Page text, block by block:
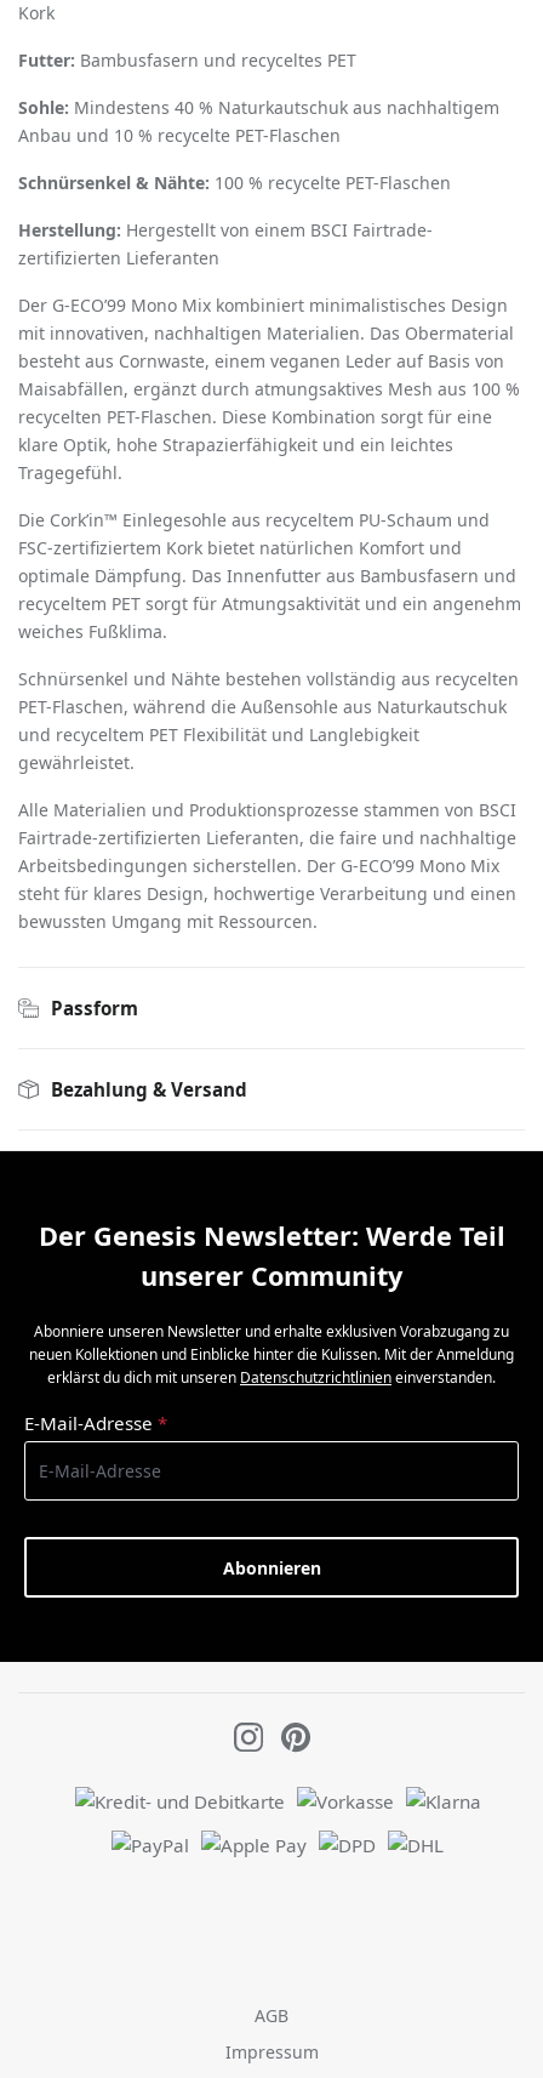
Kork
Futter: Bambusfasern und recyceltes PET
Sohle: Mindestens 40 % Naturkautschuk aus nachhaltigem
Anbau und 10 % recycelte PET-Flaschen
Schnürsenkel & Nähte: 100 % recycelte PET-Flaschen
Herstellung: Hergestellt von einem BSCI Fairtrade-
zertifizierten Lieferanten
Der G-ECO’99 Mono Mix kombiniert minimalistisches Design
mit innovativen, nachhaltigen Materialien. Das Obermaterial
besteht aus Cornwaste, einem veganen Leder auf Basis von
Maisabfällen, ergänzt durch atmungsaktives Mesh aus 100 %
recycelten PET-Flaschen. Diese Kombination sorgt für eine
klare Optik, hohe Strapazierfähigkeit und ein leichtes
Tragegefühl.
Die Cork’in™ Einlegesohle aus recyceltem PU-Schaum und
FSC-zertifiziertem Kork bietet natürlichen Komfort und
optimale Dämpfung. Das Innenfutter aus Bambusfasern und
recyceltem PET sorgt für Atmungsaktivität und ein angenehm
weiches Fußklima.
Schnürsenkel und Nähte bestehen vollständig aus recycelten
PET-Flaschen, während die Außensohle aus Naturkautschuk
und recyceltem PET Flexibilität und Langlebigkeit
gewährleistet.
Alle Materialien und Produktionsprozesse stammen von BSCI
Fairtrade-zertifizierten Lieferanten, die faire und nachhaltige
Arbeitsbedingungen sicherstellen. Der G-ECO’99 Mono Mix
steht für klares Design, hochwertige Verarbeitung und einen
bewussten Umgang mit Ressourcen.
Passform
Bezahlung & Versand
Der Genesis Newsletter: Werde Teil
unserer Community
Abonniere unseren Newsletter und erhalte exklusiven Vorabzugang zu
neuen Kollektionen und Einblicke hinter die Kulissen. Mit der Anmeldung
erklärst du dich mit unseren Datenschutzrichtlinieneinverstanden.
E-Mail-Adresse *
Abonnieren
AGB
Impressum